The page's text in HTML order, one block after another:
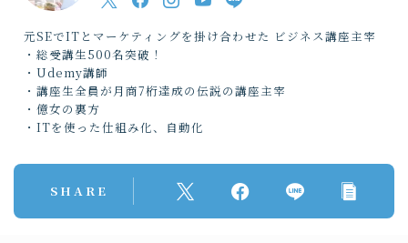
元SEでITとマーケティングを掛け合わせた ビジネス講座主宰
・総受講生500名突破！
・Udemy講師
・講座生全員が月商7桁達成の伝説の講座主宰
・億女の裏方
・ITを使った仕組み化、自動化
SHARE